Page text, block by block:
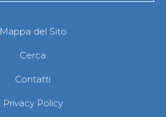
Mappa del Sito
Cerca
Contatti
Privacy Policy